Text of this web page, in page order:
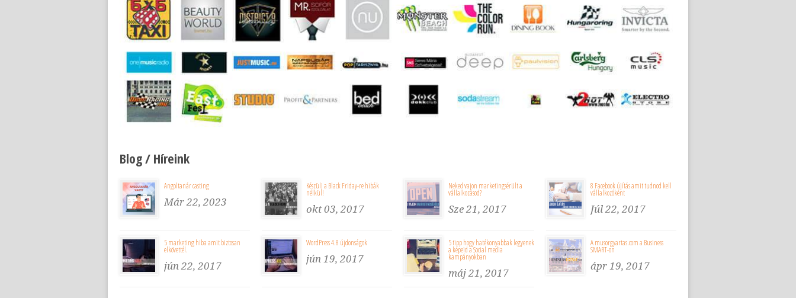
Blog / Híreink
Angoltanár casting
Már 22, 2023
Készülj a Black Friday-re hibák
nélkül!
okt 03, 2017
Neked vajon marketingsérült a
vállalkozásod?
Sze 21, 2017
8 Facebook újítás amit tudnod kell
vállalkozóként
Júl 22, 2017
5 marketing hiba amit biztosan
elkövettél.
jún 22, 2017
WordPress 4.8 újdonságok
jún 19, 2017
5 tipp hogy hatékonyabbak legyenek
a képeid a Social media
kampányokban
máj 21, 2017
A musorgyartas.com a Business
SMART-on
ápr 19, 2017